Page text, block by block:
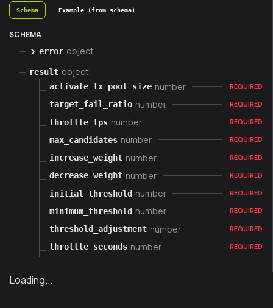
Schema Example (from schema)
SCHEMA
error object
result object
activate_tx_pool_size number REQUIRED
target_fail_ratio number REQUIRED
throttle_tps number REQUIRED
max_candidates number REQUIRED
increase_weight number REQUIRED
decrease_weight number REQUIRED
initial_threshold number REQUIRED
minimum_threshold number REQUIRED
threshold_adjustment number REQUIRED
throttle_seconds number REQUIRED
Loading...